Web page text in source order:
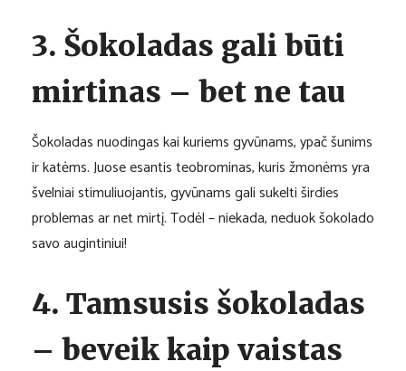
3. Šokoladas gali būti
mirtinas – bet ne tau
Šokoladas nuodingas kai kuriems gyvūnams, ypač šunims
ir katėms. Juose esantis teobrominas, kuris žmonėms yra
švelniai stimuliuojantis, gyvūnams gali sukelti širdies
problemas ar net mirtį. Todėl – niekada, neduok šokolado
savo augintiniui!
4. Tamsusis šokoladas
– beveik kaip vaistas